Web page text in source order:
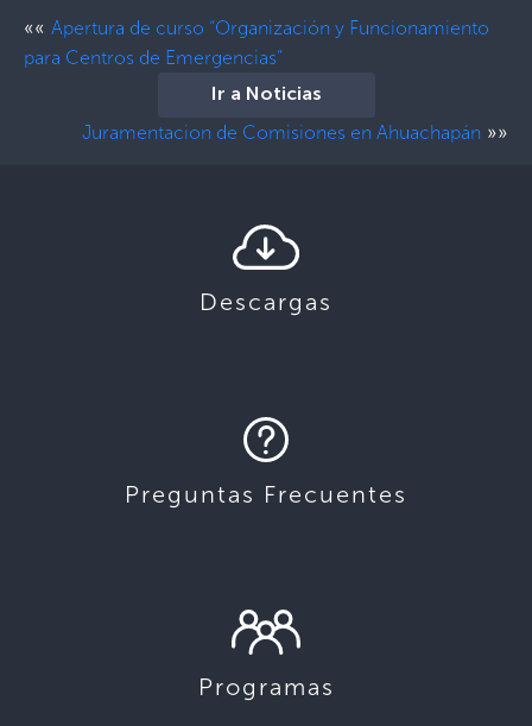
«« Apertura de curso “Organización y Funcionamiento
para Centros de Emergencias”
Ir a Noticias
Juramentacion de Comisiones en Ahuachapán »»
Descargas
Preguntas Frecuentes
Programas